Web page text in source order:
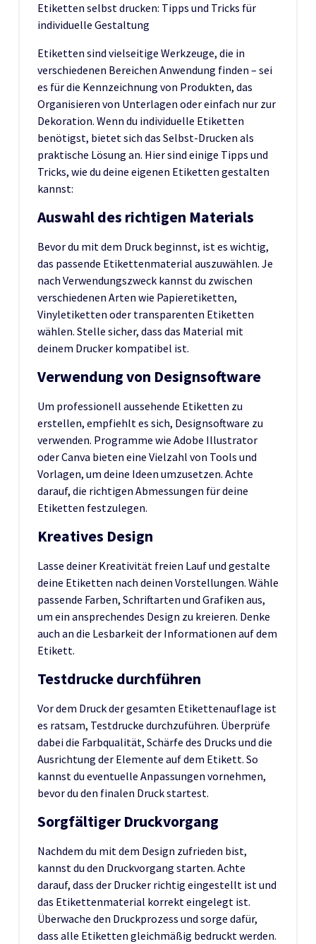
Etiketten selbst drucken: Tipps und Tricks für
individuelle Gestaltung
Etiketten sind vielseitige Werkzeuge, die in
verschiedenen Bereichen Anwendung finden – sei
es für die Kennzeichnung von Produkten, das
Organisieren von Unterlagen oder einfach nur zur
Dekoration. Wenn du individuelle Etiketten
benötigst, bietet sich das Selbst-Drucken als
praktische Lösung an. Hier sind einige Tipps und
Tricks, wie du deine eigenen Etiketten gestalten
kannst:
Auswahl des richtigen Materials
Bevor du mit dem Druck beginnst, ist es wichtig,
das passende Etikettenmaterial auszuwählen. Je
nach Verwendungszweck kannst du zwischen
verschiedenen Arten wie Papieretiketten,
Vinyletiketten oder transparenten Etiketten
wählen. Stelle sicher, dass das Material mit
deinem Drucker kompatibel ist.
Verwendung von Designsoftware
Um professionell aussehende Etiketten zu
erstellen, empfiehlt es sich, Designsoftware zu
verwenden. Programme wie Adobe Illustrator
oder Canva bieten eine Vielzahl von Tools und
Vorlagen, um deine Ideen umzusetzen. Achte
darauf, die richtigen Abmessungen für deine
Etiketten festzulegen.
Kreatives Design
Lasse deiner Kreativität freien Lauf und gestalte
deine Etiketten nach deinen Vorstellungen. Wähle
passende Farben, Schriftarten und Grafiken aus,
um ein ansprechendes Design zu kreieren. Denke
auch an die Lesbarkeit der Informationen auf dem
Etikett.
Testdrucke durchführen
Vor dem Druck der gesamten Etikettenauflage ist
es ratsam, Testdrucke durchzuführen. Überprüfe
dabei die Farbqualität, Schärfe des Drucks und die
Ausrichtung der Elemente auf dem Etikett. So
kannst du eventuelle Anpassungen vornehmen,
bevor du den finalen Druck startest.
Sorgfältiger Druckvorgang
Nachdem du mit dem Design zufrieden bist,
kannst du den Druckvorgang starten. Achte
darauf, dass der Drucker richtig eingestellt ist und
das Etikettenmaterial korrekt eingelegt ist.
Überwache den Druckprozess und sorge dafür,
dass alle Etiketten gleichmäßig bedruckt werden.